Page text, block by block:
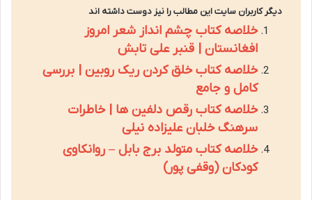
دیگر کاربران سایت این مطالب را نیز دوست داشته اند
خلاصه کتاب چشم انداز شعر امروز
افغانستان | قنبر علی تابش
خلاصه کتاب خلق کردن ریک روبین | بررسی
کامل و جامع
خلاصه کتاب رقص دلفین ها | خاطرات
سرهنگ خلبان علیزاده نیلی
خلاصه کتاب متولد برج بابل – روانکاوی
کودکان (وقفی پور)